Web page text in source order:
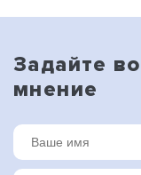
Задайте
мнение